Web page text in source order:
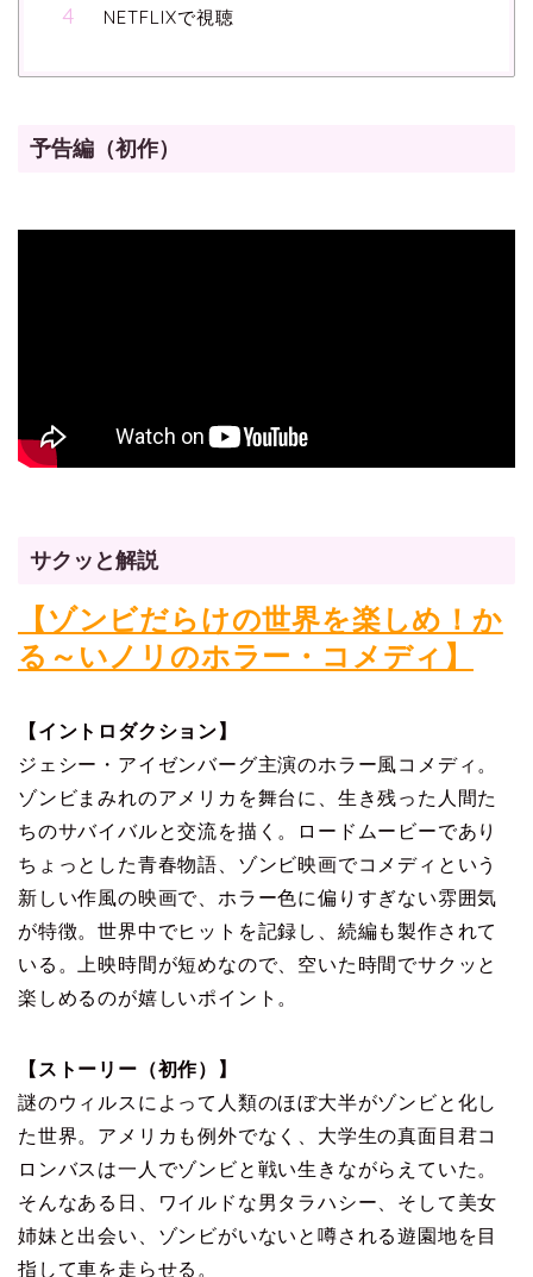
NETFLIXで視聴
予告編（初作）
サクッと解説
【ゾンビだらけの世界を楽しめ！か
る～いノリのホラー・コメディ】
【イントロダクション】
ジェシー・アイゼンバーグ主演のホラー風コメディ。
ゾンビまみれのアメリカを舞台に、生き残った人間た
ちのサバイバルと交流を描く。ロードムービーであり
ちょっとした青春物語、ゾンビ映画でコメディという
新しい作風の映画で、ホラー色に偏りすぎない雰囲気
が特徴。世界中でヒットを記録し、続編も製作されて
いる。上映時間が短めなので、空いた時間でサクッと
楽しめるのが嬉しいポイント。
【ストーリー（初作）】
謎のウィルスによって人類のほぼ大半がゾンビと化し
た世界。アメリカも例外でなく、大学生の真面目君コ
ロンバスは一人でゾンビと戦い生きながらえていた。
そんなある日、ワイルドな男タラハシー、そして美女
姉妹と出会い、ゾンビがいないと噂される遊園地を目
指して車を走らせる。